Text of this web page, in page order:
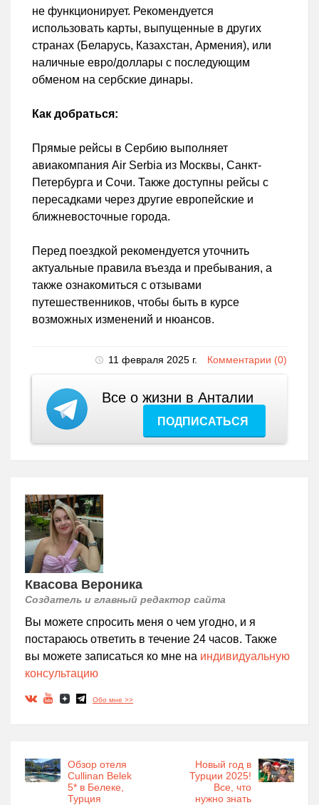
не функционирует. Рекомендуется
использовать карты, выпущенные в других
странах (Беларусь, Казахстан, Армения), или
наличные евро/доллары с последующим
обменом на сербские динары.
Как добраться:
Прямые рейсы в Сербию выполняет
авиакомпания Air Serbia из Москвы, Санкт-
Петербурга и Сочи. Также доступны рейсы с
пересадками через другие европейские и
ближневосточные города.
Перед поездкой рекомендуется уточнить
актуальные правила въезда и пребывания, а
также ознакомиться с отзывами
путешественников, чтобы быть в курсе
возможных изменений и нюансов.
11 февраля 2025 г. Комментарии (0)
Все о жизни в Анталии
ПОДПИСАТЬСЯ
Квасова Вероника
Создатель и главный редактор сайта
Вы можете спросить меня о чем угодно, и я
постараюсь ответить в течение 24 часов. Также
вы можете записаться ко мне на индивидуальную
консультацию
Обо мне >>
Обзор отеля
Cullinan Belek
5* в Белеке,
Турция
Новый год в
Турции 2025!
Все, что
нужно знать